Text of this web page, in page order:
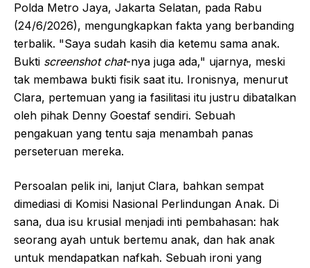
Polda Metro Jaya, Jakarta Selatan, pada Rabu
(24/6/2026), mengungkapkan fakta yang berbanding
terbalik. "Saya sudah kasih dia ketemu sama anak.
Bukti screenshot chat-nya juga ada," ujarnya, meski
tak membawa bukti fisik saat itu. Ironisnya, menurut
Clara, pertemuan yang ia fasilitasi itu justru dibatalkan
oleh pihak Denny Goestaf sendiri. Sebuah
pengakuan yang tentu saja menambah panas
perseteruan mereka.
Persoalan pelik ini, lanjut Clara, bahkan sempat
dimediasi di Komisi Nasional Perlindungan Anak. Di
sana, dua isu krusial menjadi inti pembahasan: hak
seorang ayah untuk bertemu anak, dan hak anak
untuk mendapatkan nafkah. Sebuah ironi yang